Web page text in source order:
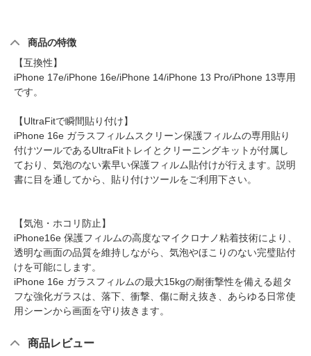
商品の特徴
【互換性】
iPhone 17e/iPhone 16e/iPhone 14/iPhone 13 Pro/iPhone 13専用
です。
【UltraFitで瞬間貼り付け】
iPhone 16e ガラスフィルムスクリーン保護フィルムの専用貼り
付けツールであるUltraFitトレイとクリーニングキットが付属し
ており、気泡のない素早い保護フィルム貼付けが行えます。説明
書に目を通してから、貼り付けツールをご利用下さい。
【気泡・ホコリ防止】
iPhone16e 保護フィルムの高度なマイクロナノ粘着技術により、
透明な画面の品質を維持しながら、気泡やほこりのない完璧貼付
けを可能にします。
iPhone 16e ガラスフィルムの最大15kgの耐衝撃性を備える超タ
フな強化ガラスは、落下、衝撃、傷に耐え抜き、あらゆる日常使
用シーンから画面を守り抜きます。
商品レビュー